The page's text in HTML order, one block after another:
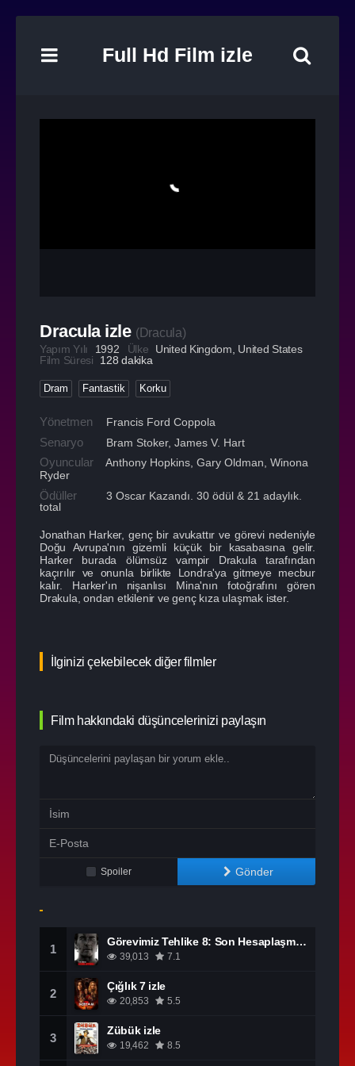
Full Hd Film izle
Dracula izle (Dracula)
Yapım Yılı 1992 Ülke United Kingdom United States
Film Süresi
128 dakika
Dram Fantastik Korku
Yönetmen Francis Ford Coppola
Senaryo Bram Stoker, James V. Hart
Oyuncular Anthony Hopkins Gary Oldman Winona
Ryder
Ödüller
3 Oscar Kazandı. 30 ödül & 21 adaylık.
total
Jonathan Harker, genç bir avukattır ve görevi nedeniyle
Doğu Avrupa'nın gizemli küçük bir kasabasına gelir.
Harker burada ölümsüz vampir Drakula tarafından
kaçırılır ve onunla birlikte Londra'ya gitmeye mecbur
kalır. Harker'ın nişanlısı Mina'nın fotoğrafını gören
Drakula, ondan etkilenir ve genç kıza ulaşmak ister.
İlginizi çekebilecek diğer filmler
Film hakkındaki düşüncelerinizi paylaşın
Spoiler Gönder
1
Görevimiz Tehlike 8: Son Hesaplaşma izle
39,013 7.1
2
Çığlık 7 izle
20,853 5.5
3
Zübük izle
19,462 8.5